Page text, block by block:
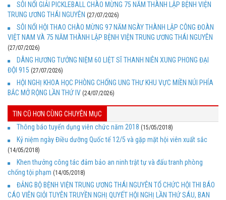
SÔI NỔI GIẢI PICKLEBALL CHÀO MỪNG 75 NĂM THÀNH LẬP BỆNH VIỆN
TRUNG ƯƠNG THÁI NGUYÊN (27/07/2026)
SÔI NỔI HỘI THAO CHÀO MỪNG 97 NĂM NGÀY THÀNH LẬP CÔNG ĐOÀN
VIỆT NAM VÀ 75 NĂM THÀNH LẬP BỆNH VIỆN TRUNG ƯƠNG THÁI NGUYÊN
(27/07/2026)
DÂNG HƯƠNG TƯỞNG NIỆM 60 LIỆT SĨ THANH NIÊN XUNG PHONG ĐẠI
ĐỘI 915 (27/07/2026)
HỘI NGHỊ KHOA HỌC PHÒNG CHỐNG UNG THƯ KHU VỰC MIỀN NÚI PHÍA
BẮC MỞ RỘNG LẦN THỨ IV (24/07/2026)
TIN CŨ HƠN CÙNG CHUYÊN MỤC
Thông báo tuyển dụng viên chức năm 2018 (15/05/2018)
Kỷ niệm ngày Điều dưỡng Quốc tế 12/5 và gặp mặt hội viên xuất sắc
(14/05/2018)
Khen thưởng công tác đảm bảo an ninh trật tự và đấu tranh phòng
chống tội phạm (14/05/2018)
ĐẢNG BỘ BỆNH VIỆN TRUNG ƯƠNG THÁI NGUYÊN TỔ CHỨC HỘI THI BÁO
CÁO VIÊN GIỎI TUYÊN TRUYỀN NGHỊ QUYẾT HỘI NGHỊ LẦN THỨ SÁU, BAN